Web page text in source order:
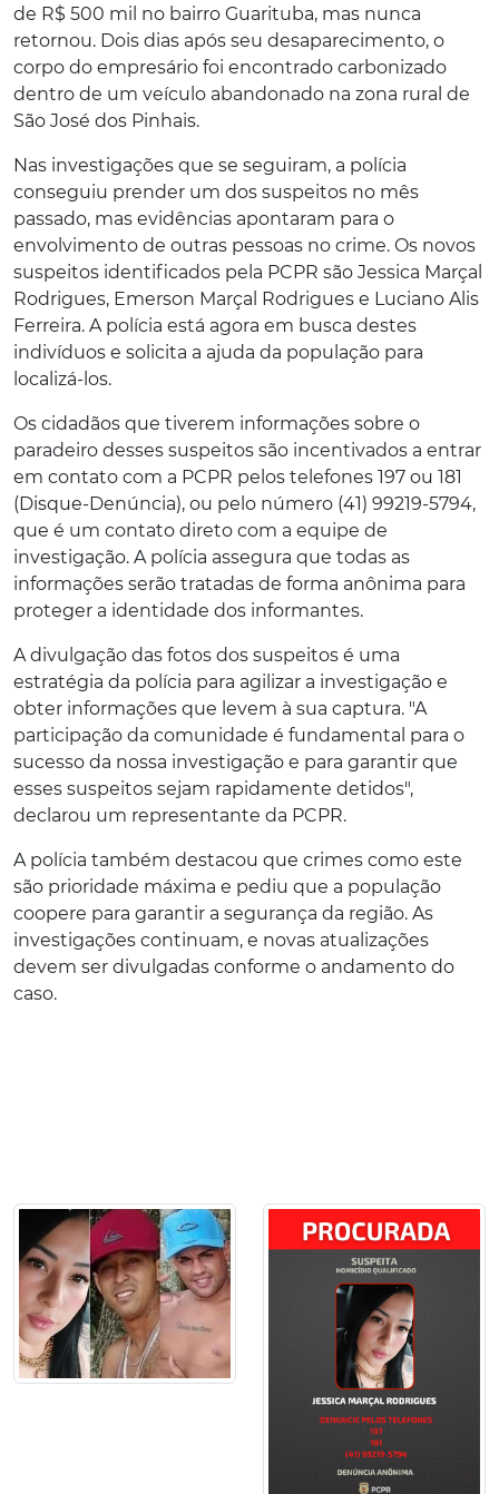
de R$ 500 mil no bairro Guarituba, mas nunca
retornou. Dois dias após seu desaparecimento, o
corpo do empresário foi encontrado carbonizado
dentro de um veículo abandonado na zona rural de
São José dos Pinhais.
Nas investigações que se seguiram, a polícia
conseguiu prender um dos suspeitos no mês
passado, mas evidências apontaram para o
envolvimento de outras pessoas no crime. Os novos
suspeitos identificados pela PCPR são Jessica Marçal
Rodrigues, Emerson Marçal Rodrigues e Luciano Alis
Ferreira. A polícia está agora em busca destes
indivíduos e solicita a ajuda da população para
localizá-los.
Os cidadãos que tiverem informações sobre o
paradeiro desses suspeitos são incentivados a entrar
em contato com a PCPR pelos telefones 197 ou 181
(Disque-Denúncia), ou pelo número (41) 99219-5794,
que é um contato direto com a equipe de
investigação. A polícia assegura que todas as
informações serão tratadas de forma anônima para
proteger a identidade dos informantes.
A divulgação das fotos dos suspeitos é uma
estratégia da polícia para agilizar a investigação e
obter informações que levem à sua captura. "A
participação da comunidade é fundamental para o
sucesso da nossa investigação e para garantir que
esses suspeitos sejam rapidamente detidos",
declarou um representante da PCPR.
A polícia também destacou que crimes como este
são prioridade máxima e pediu que a população
coopere para garantir a segurança da região. As
investigações continuam, e novas atualizações
devem ser divulgadas conforme o andamento do
caso.